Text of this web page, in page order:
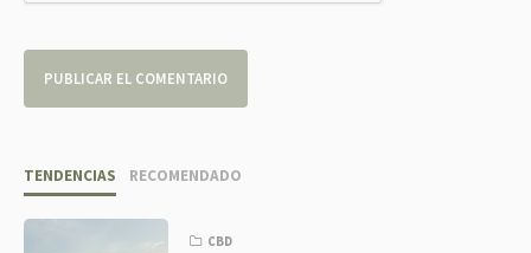
TENDENCIAS RECOMENDADO
CBD